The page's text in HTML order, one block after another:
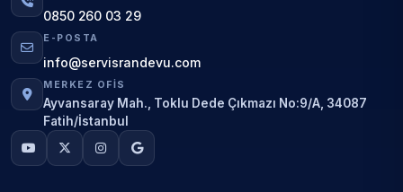
0850 260 03 29
E-POSTA
info@servisrandevu.com
MERKEZ OFIS
Ayvansaray Mah., Toklu Dede Çıkmazı No:9/A, 34087
Fatih/İstanbul